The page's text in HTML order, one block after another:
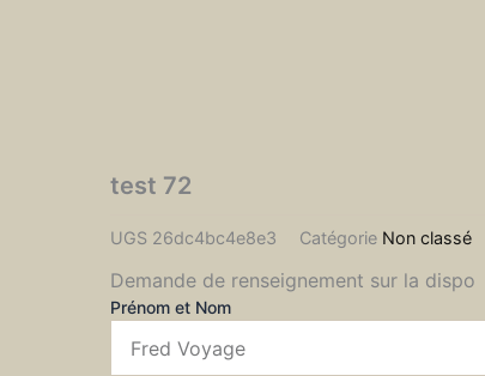
test 72
UGS 26dc4bc4e8e3 Catégorie Non classé
Demande de renseignement sur la dispo
Prénom et Nom